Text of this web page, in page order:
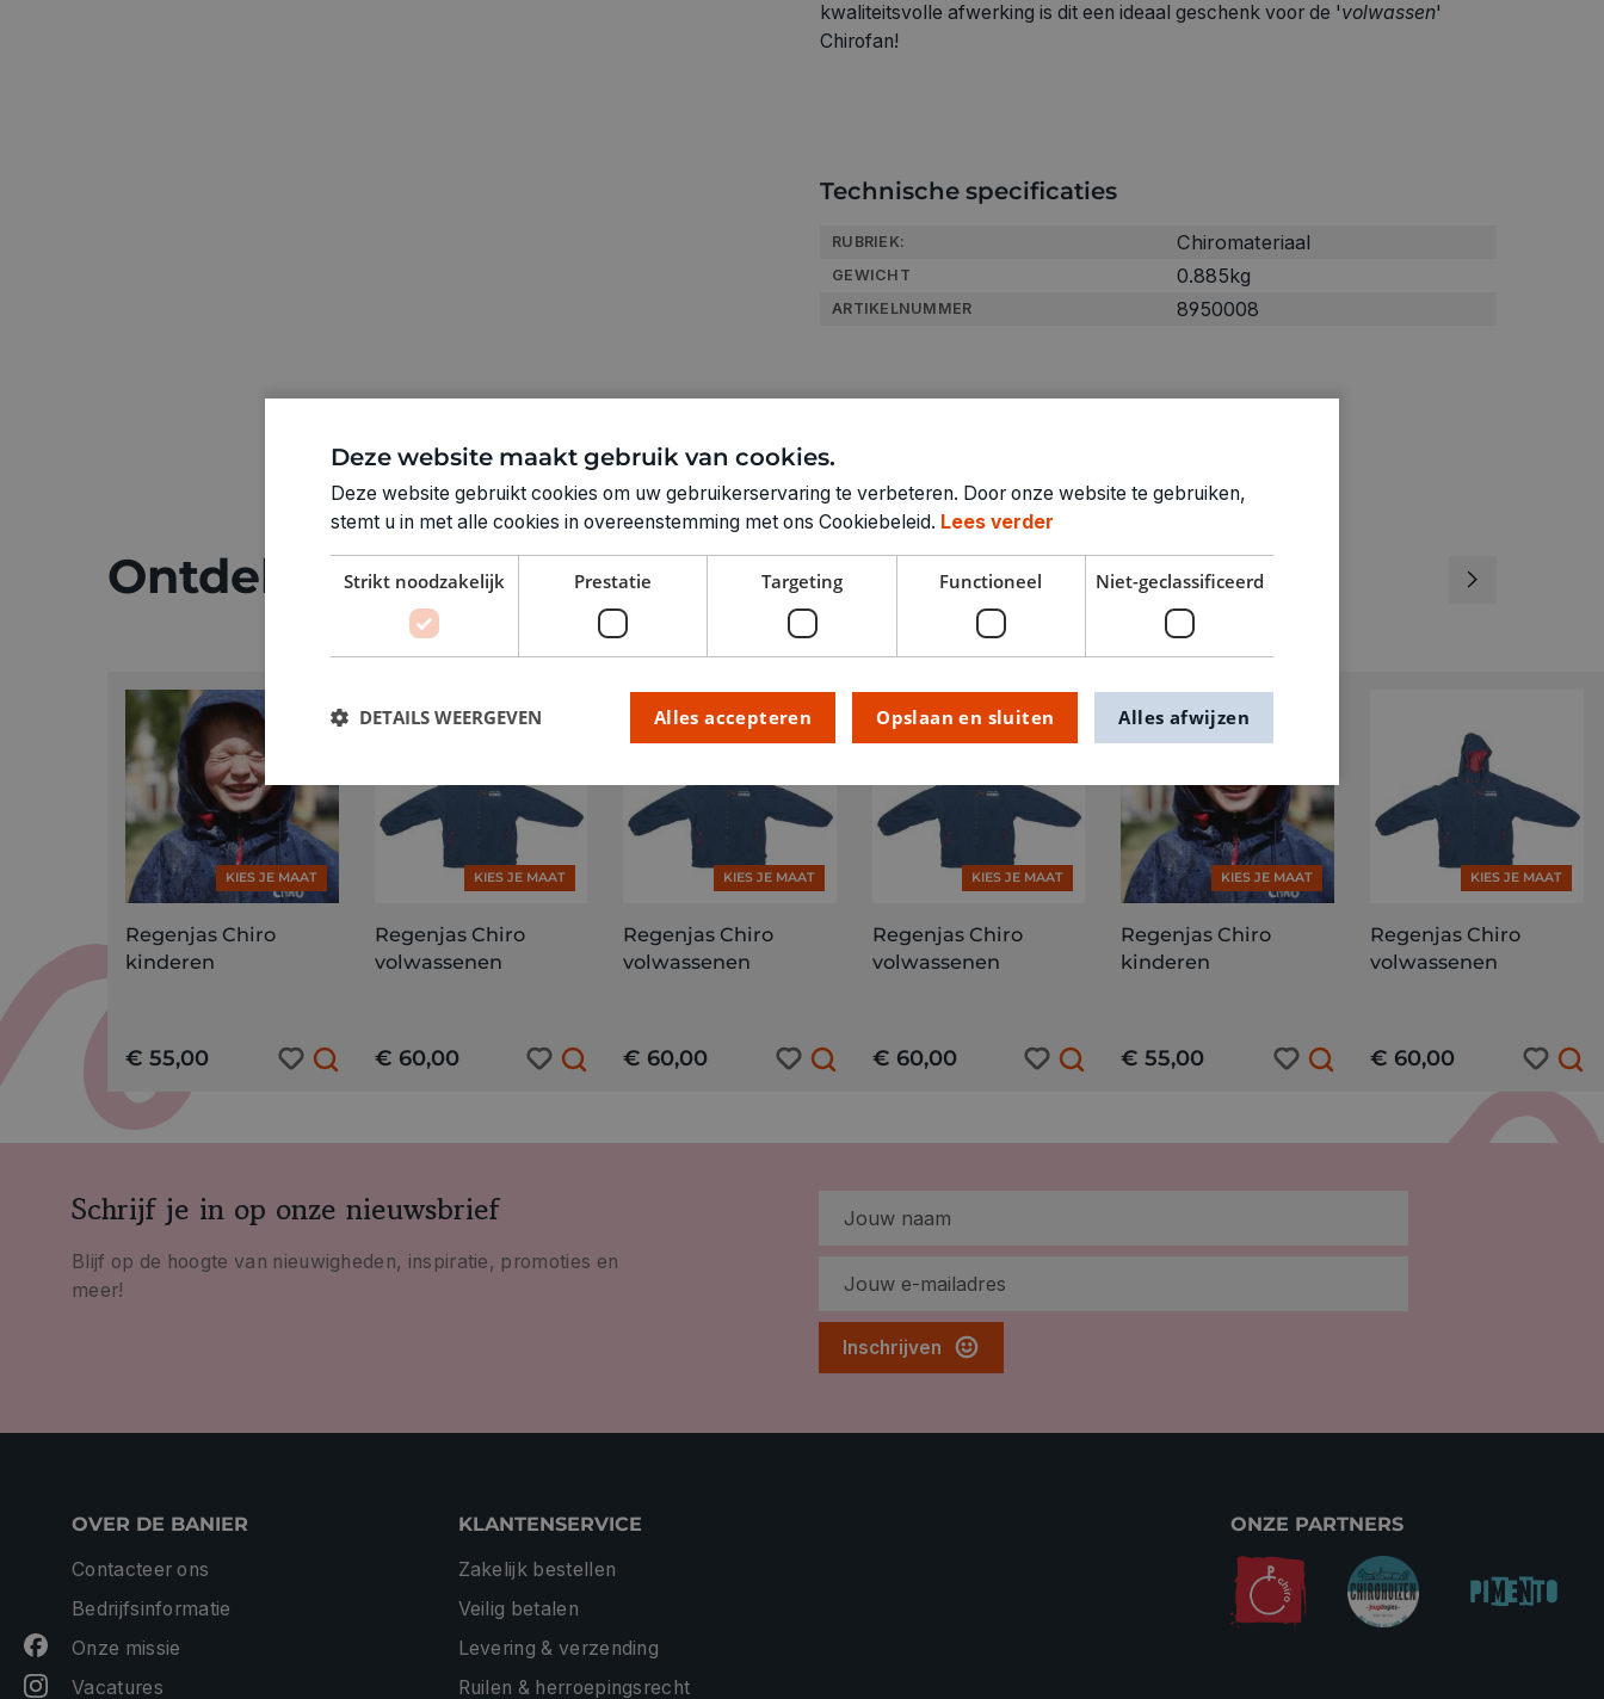
kwaliteitsvolle afwerking is dit een ideaal geschenk voor de 'volwassen'
Chirofan!
Technische specificaties
RUBRIEK: Chiromateriaal
GEWICHT 0.885kg
ARTIKELNUMMER 8950008
Ontdek meer
KIES JE MAAT
Regenjas Chiro
kinderen
€ 55,00
KIES JE MAAT
Regenjas Chiro
volwassenen
€ 60,00
KIES JE MAAT
Regenjas Chiro
volwassenen
€ 60,00
KIES JE MAAT
Regenjas Chiro
volwassenen
€ 60,00
KIES JE MAAT
Regenjas Chiro
kinderen
€ 55,00
KIES JE MAAT
Regenjas Chiro
volwassenen
€ 60,00
Schrijf je in op onze nieuwsbrief
Blijf op de hoogte van nieuwigheden, inspiratie, promoties en
meer!
Inschrijven
OVER DE BANIER
Contacteer ons
Bedrijfsinformatie
Onze missie
Vacatures
KLANTENSERVICE
Zakelijk bestellen
Veilig betalen
Levering & verzending
Ruilen & herroepingsrecht
ONZE PARTNERS
Deze website maakt gebruik van cookies.
Deze website gebruikt cookies om uw gebruikerservaring te verbeteren. Door onze website te gebruiken,
stemt u in met alle cookies in overeenstemming met ons Cookiebeleid. Lees verder
Strikt noodzakelijk Prestatie Targeting Functioneel Niet-geclassificeerd
Opslaan en sluiten
Alles accepteren Alles afwijzen
DETAILS WEERGEVEN